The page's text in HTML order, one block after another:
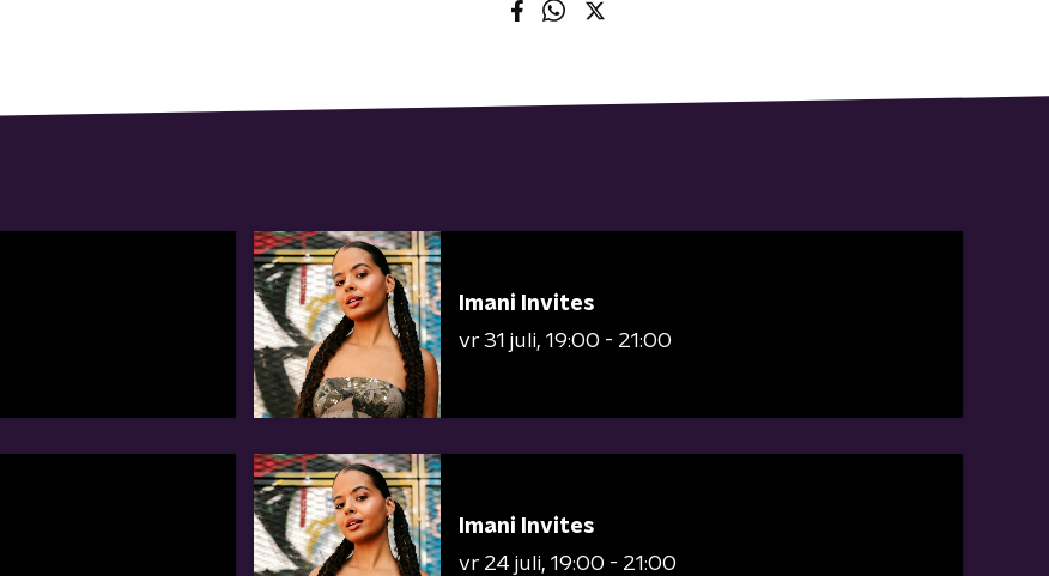
Imani Invites
vr 31 juli 19:00 - 21:00
Imani Invites
vr 24 juli 19:00 - 21:00